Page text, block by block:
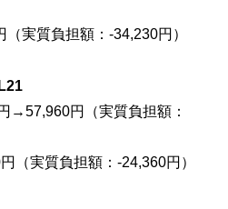
実質負担額：-34,230円）
→57,960円（実質負担額：
（実質負担額：-24,360円）